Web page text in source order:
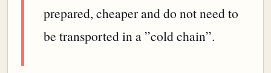
prepared, cheaper and do not need to
be transported in a ”cold chain”.